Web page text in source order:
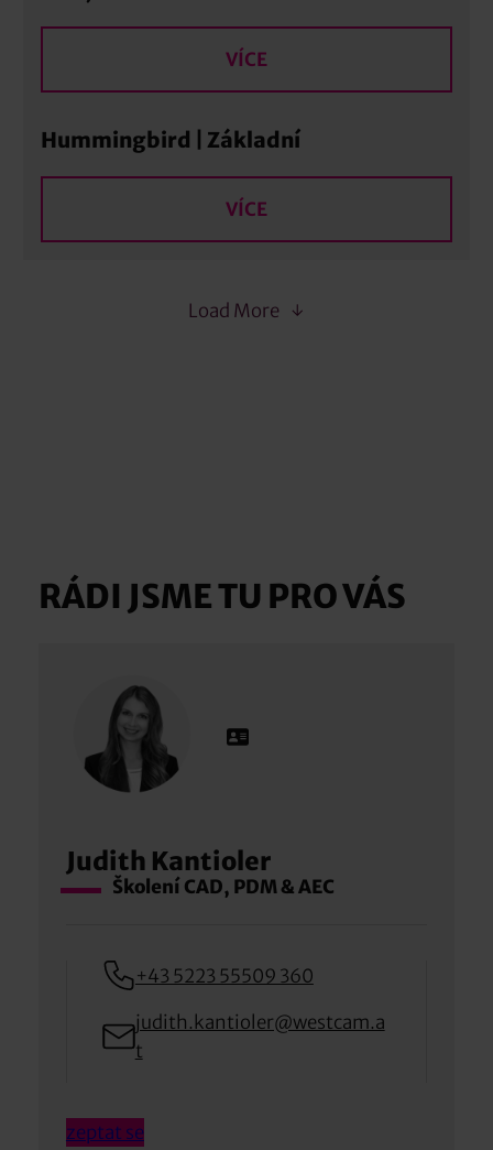
VÍCE
Hummingbird | Základní
VÍCE
Load More
RÁDI JSME TU PRO VÁS
Judith Kantioler
Školení CAD, PDM & AEC
+43 5223 55509 360
judith.kantioler@westcam.a
t
zeptat se